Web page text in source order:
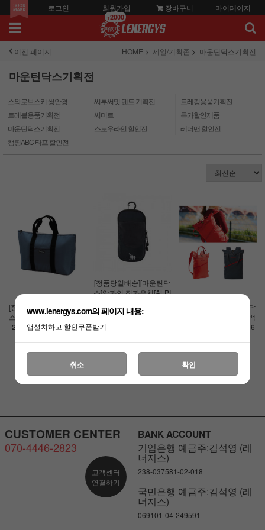
로그인 회원가입
+2000
장바구니 마이페이지
이전 페이지 HOME 세일/기획존 마운틴닥스기획전
마운틴닥스기획전
스와로브스키 쌍안경 씨투써밋 텐트 기획전
트레킹용품기획전
트레블용품기획전
써미트
특가할인제품
마운틴닥스기획전
스노우라인 할인전
레더맨 할인전
캠핑ABC 타프 할인전
[정품당일배송][마운틴닥
스]COOL TOTE2(쿨토트
2) DA-923 소프트쿨러
[정품당일배송][마운틴닥
스]알파인 집파우치[ALPI
1 휴대폰 케이스
￦24,000
[정품당일배송][마운틴닥
스]포켓 컨테이너 토트백
배낭 겸용 멀티백 (DM-6
CUSTOMER CENTER
070-4446-2823
고객센터
연결하기
BANK ACCOUNT
기업은행 예금주:김석영 (레
너지스)
238-037581-02-018
국민은행 예금주:김석영 (레
너지스)
069101-04-249591
www.lenergys.com의 페이지 내용:
앱설치하고 할인쿠폰받기
취소 확인